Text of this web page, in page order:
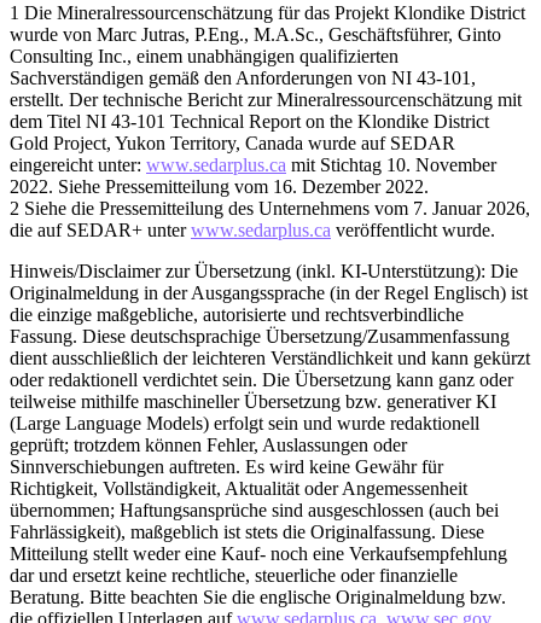
1 Die Mineralressourcenschätzung für das Projekt Klondike District
wurde von Marc Jutras, P.Eng., M.A.Sc., Geschäftsführer, Ginto
Consulting Inc., einem unabhängigen qualifizierten
Sachverständigen gemäß den Anforderungen von NI 43-101,
erstellt. Der technische Bericht zur Mineralressourcenschätzung mit
dem Titel NI 43-101 Technical Report on the Klondike District
Gold Project, Yukon Territory, Canada wurde auf SEDAR
eingereicht unter: www.sedarplus.ca mit Stichtag 10. November
2022. Siehe Pressemitteilung vom 16. Dezember 2022.
2 Siehe die Pressemitteilung des Unternehmens vom 7. Januar 2026,
die auf SEDAR+ unterwww.sedarplus.ca veröffentlicht wurde.
Hinweis/Disclaimer zur Übersetzung (inkl. KI-Unterstützung): Die
Originalmeldung in der Ausgangssprache (in der Regel Englisch) ist
die einzige maßgebliche, autorisierte und rechtsverbindliche
Fassung. Diese deutschsprachige Übersetzung/Zusammenfassung
dient ausschließlich der leichteren Verständlichkeit und kann gekürzt
oder redaktionell verdichtet sein. Die Übersetzung kann ganz oder
teilweise mithilfe maschineller Übersetzung bzw. generativer KI
(Large Language Models) erfolgt sein und wurde redaktionell
geprüft; trotzdem können Fehler, Auslassungen oder
Sinnverschiebungen auftreten. Es wird keine Gewähr für
Richtigkeit, Vollständigkeit, Aktualität oder Angemessenheit
übernommen; Haftungsansprüche sind ausgeschlossen (auch bei
Fahrlässigkeit), maßgeblich ist stets die Originalfassung. Diese
Mitteilung stellt weder eine Kauf- noch eine Verkaufsempfehlung
dar und ersetzt keine rechtliche, steuerliche oder finanzielle
Beratung. Bitte beachten Sie die englische Originalmeldung bzw.
die offiziellen Unterlagen aufwww.sedarplus.ca www.sec.gov,